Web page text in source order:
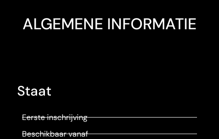
ALGEMENE INFORMATIE
Staat
Eerste inschrijving
Beschikbaar vanaf